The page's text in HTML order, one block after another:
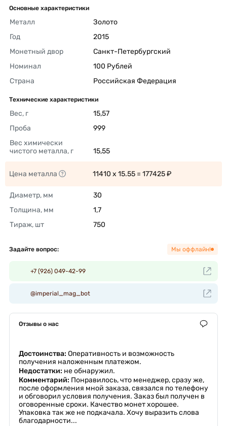
Основные характеристики
Металл
Золото
Год
2015
Монетный двор
Санкт-Петербургский
Номинал
100 Рублей
Страна
Российская Федерация
Технические характеристики
Вес, г
15,57
Проба
999
Вес химически
чистого металла, г
15,55
Цена металла 11410 x 15.55 = 177425 ₽
Диаметр, мм
30
Толщина, мм
1,7
Тираж, шт
750
Задайте вопрос: Мы оффлайн!
+7 (926) 049-42-99
@imperial_mag_bot
Отзывы о нас
Достоинства: Оперативность и возможность
получения наложенным платежом.
Недостатки: не обнаружил.
Комментарий: Понравилось, что менеджер, сразу же,
после оформления мной заказа, связался по телефону
и обговорил условия получения. Заказ был получен в
оговоренные сроки. Качество монет хорошее.
Упаковка так же не подкачала. Хочу выразить слова
благодарности...